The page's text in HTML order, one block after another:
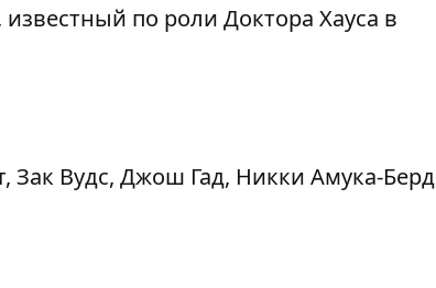
по роли Доктора Хауса в
Вудс, Джош Гад, Никки Амука-Берд